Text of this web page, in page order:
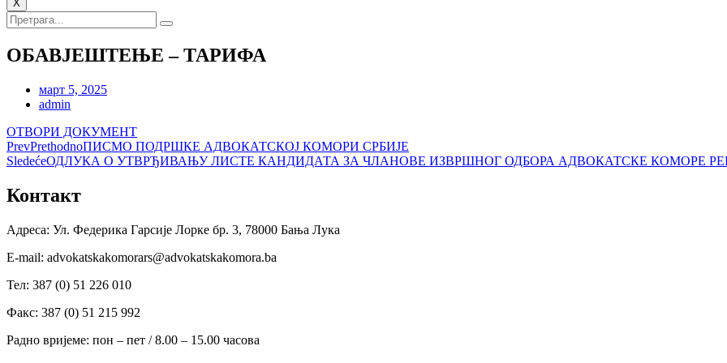
X
ОБАВЈЕШТЕЊЕ – ТАРИФА
март 5, 2025
admin
ОТВОРИ ДОКУМЕНТ
PrevPrethodnoПИСМО ПОДРШКЕ АДВОКАТСКОЈ КОМОРИ СРБИЈЕ
SledećeОДЛУКА О УТВРЂИВАЊУ ЛИСТЕ КАНДИДАТА ЗА ЧЛАНОВЕ ИЗВРШНОГ ОДБОРА АДВОКАТСКЕ КОМОРЕ
Контакт
Адреса: Ул. Федерика Гарсије Лорке бр. 3, 78000 Бања Лука
Е-mail: advokatskakomorars@advokatskakomora.ba
Тел: 387 (0) 51 226 010
Факс: 387 (0) 51 215 992
Радно вријеме: пон – пет / 8.00 – 15.00 часова